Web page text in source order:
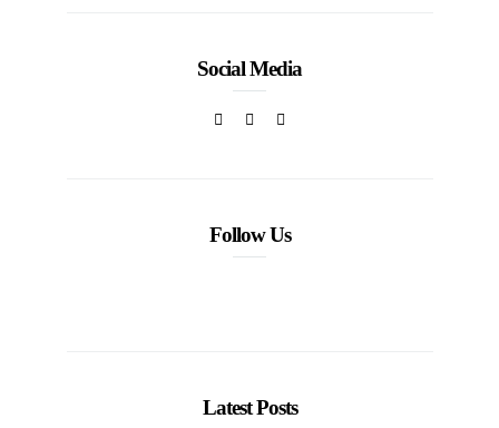
Social Media
Follow Us
Latest Posts